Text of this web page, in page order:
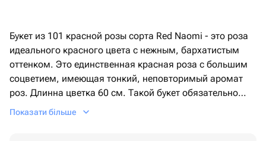
Букет из 101 красной розы сорта Red Naomi - это роза
идеального красного цвета с нежным, бархатистым
оттенком. Это единственная красная роза с большим
соцветием, имеющая тонкий, неповторимый аромат
роз. Длинна цветка 60 см. Такой букет обязательно
произведет впечатления и подарит яркие эмоции.
Показати більше